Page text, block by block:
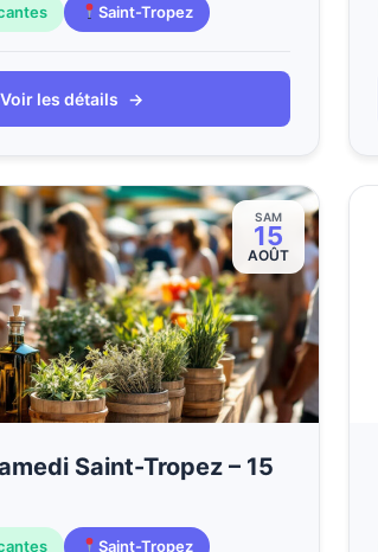
Saint-Tropez
Voir les détails →
SAM
15
AOÛT
Saint-Tropez – 15
Saint-Tropez